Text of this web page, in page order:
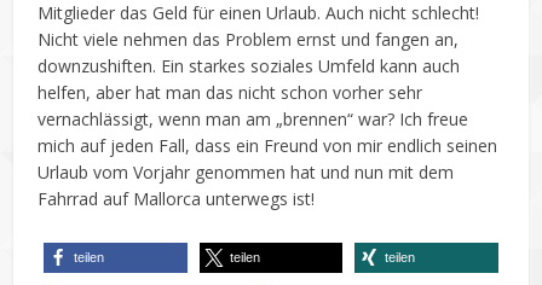
Mitglieder das Geld für einen Urlaub. Auch nicht schlecht!
Nicht viele nehmen das Problem ernst und fangen an,
downzushiften. Ein starkes soziales Umfeld kann auch
helfen, aber hat man das nicht schon vorher sehr
vernachlässigt, wenn man am „brennen“ war? Ich freue
mich auf jeden Fall, dass ein Freund von mir endlich seinen
Urlaub vom Vorjahr genommen hat und nun mit dem
Fahrrad auf Mallorca unterwegs ist!
teilen teilen teilen